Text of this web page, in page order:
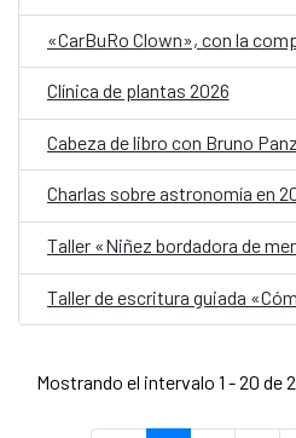
Clínica de plantas 2026
Cabeza de libro con Bruno
Charlas sobre astronomía en
Taller «Niñez bordadora de
Mostrando el intervalo 1 - 20 de